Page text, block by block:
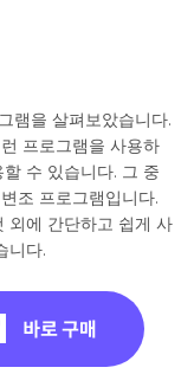
램을 살펴보았습니다.
프로그램을 사용하
수 있습니다. 그 중
조 프로그램입니다.
외에 간단하고 쉽게 사
니다.